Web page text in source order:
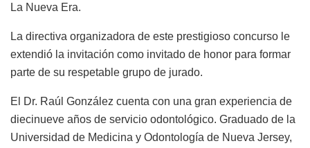
La Nueva Era.
La directiva organizadora de este prestigioso concurso le
extendió la invitación como invitado de honor para formar
parte de su respetable grupo de jurado.
El Dr. Raúl González cuenta con una gran experiencia de
diecinueve años de servicio odontológico. Graduado de la
Universidad de Medicina y Odontología de Nueva Jersey,